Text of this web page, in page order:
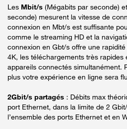
Les Mbit/s (Mégabits par seconde) et
seconde) mesurent la vitesse de
connexion en Mbt/s est suffisante
comme le streaming HD et la
connexion en Gbt/s offre une
4K, les téléchargements très rapides
appareils connectés simultanément.
plus votre expérience en ligne sera
2Gbit/s partagés : Débits max
port Ethernet, dans la limite de 2
l’ensemble des ports Ethernet et en